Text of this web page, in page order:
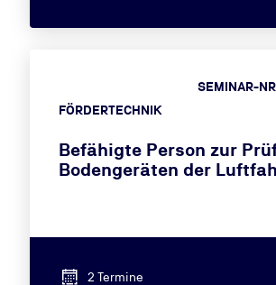
FÖRDERTECHNIK
SEMINAR-
Befähigte Person zur
Bodengeräten der
2 Termine